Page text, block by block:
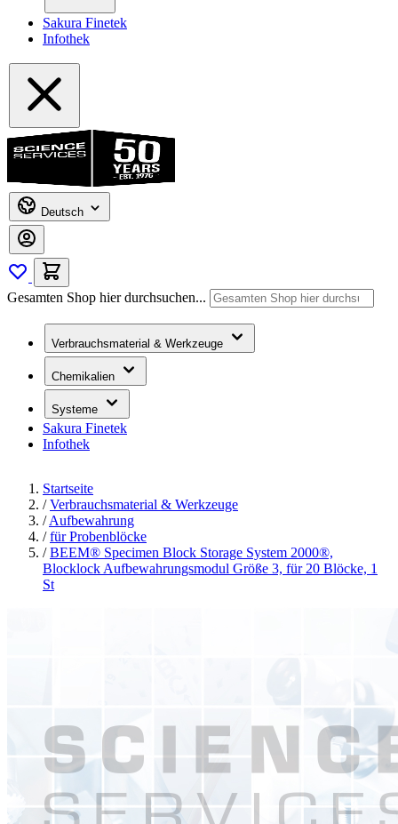
Sakura Finetek
Infothek
Deutsch
Gesamten Shop hier durchsuchen...
Verbrauchsmaterial & Werkzeuge
Chemikalien
Systeme
Sakura Finetek
Infothek
Startseite
/ Verbrauchsmaterial & Werkzeuge
/ Aufbewahrung
/ für Probenblöcke
/ BEEM® Specimen Block Storage System 2000®,
Blocklock Aufbewahrungsmodul Größe 3, für 20 Blöcke, 1
St